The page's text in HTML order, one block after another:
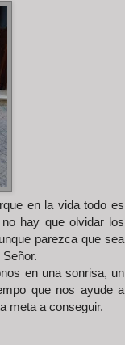
en la vida todo es
hay que olvidar los
parezca que sea
en una sonrisa, un
que nos ayude a
meta a conseguir.